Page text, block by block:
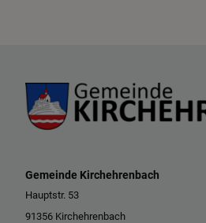
Gemeinde Kirchehrenbach
Hauptstr. 53
91356 Kirchehrenbach